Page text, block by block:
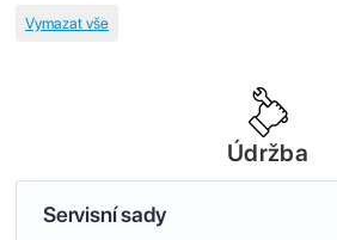
Údržba
Servisní sady